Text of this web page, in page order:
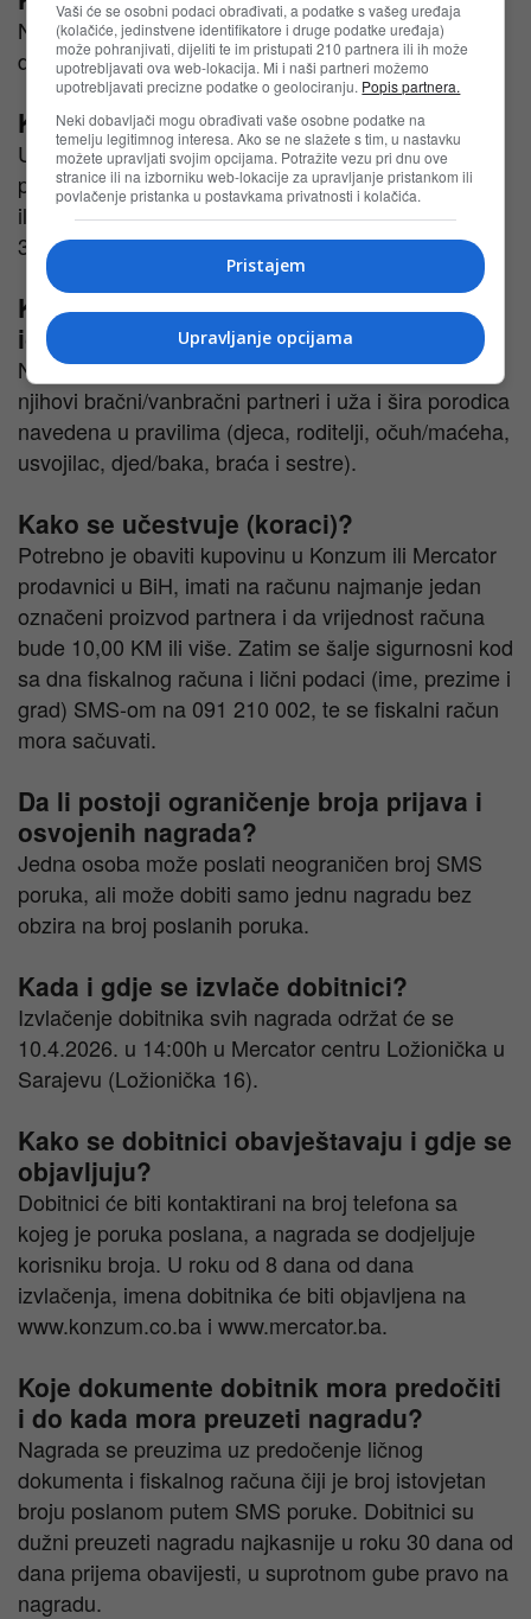
Nagradna igra traje od 03.02.2026. do 30.03.2026.
do 23:59h.
Ko može učestvovati u nagradnoj igri?
Učestvovati mogu kupci (fizička lica) sa prijavljenim
prebivalištem u BiH koji obave kupovinu u Konzum
ili Mercator prodavnicama u BiH u periodu
3.2.2026.–30.3.2026.
Ko ne može učestvovati u nagradnoj
igri?
Ne mogu učestvovati radnici Priređivača, kao ni
njihovi bračni/vanbračni partneri i uža i šira porodica
navedena u pravilima (djeca, roditelji, očuh/maćeha,
usvojilac, djed/baka, braća i sestre).
Kako se učestvuje (koraci)?
Potrebno je obaviti kupovinu u Konzum ili Mercator
prodavnici u BiH, imati na računu najmanje jedan
označeni proizvod partnera i da vrijednost računa
bude 10,00 KM ili više. Zatim se šalje sigurnosni kod
sa dna fiskalnog računa i lični podaci (ime, prezime i
grad) SMS-om na 091 210 002, te se fiskalni račun
mora sačuvati.
Da li postoji ograničenje broja prijava i
osvojenih nagrada?
Jedna osoba može poslati neograničen broj SMS
poruka, ali može dobiti samo jednu nagradu bez
obzira na broj poslanih poruka.
Kada i gdje se izvlače dobitnici?
Izvlačenje dobitnika svih nagrada održat će se
10.4.2026. u 14:00h u Mercator centru Ložionička u
Sarajevu (Ložionička 16).
Kako se dobitnici obavještavaju i gdje se
objavljuju?
Dobitnici će biti kontaktirani na broj telefona sa
kojeg je poruka poslana, a nagrada se dodjeljuje
korisniku broja. U roku od 8 dana od dana
izvlačenja, imena dobitnika će biti objavljena na
www.konzum.co.ba i www.mercator.ba.
Koje dokumente dobitnik mora predočiti
i do kada mora preuzeti nagradu?
Nagrada se preuzima uz predočenje ličnog
dokumenta i fiskalnog računa čiji je broj istovjetan
broju poslanom putem SMS poruke. Dobitnici su
dužni preuzeti nagradu najkasnije u roku 30 dana od
dana prijema obavijesti, u suprotnom gube pravo na
nagradu.
Vaši će se osobni podaci obrađivati, a podatke s vašeg uređaja
(kolačiće, jedinstvene identifikatore i druge podatke uređaja)
može pohranjivati, dijeliti te im pristupati 210 partnera ili ih može
upotrebljavati ova web-lokacija. Mi i naši partneri možemo
upotrebljavati precizne podatke o geolociranju. Popis partnera.
Neki dobavljači mogu obrađivati vaše osobne podatke na
temelju legitimnog interesa. Ako se ne slažete s tim, u nastavku
možete upravljati svojim opcijama. Potražite vezu pri dnu ove
stranice ili na izborniku web-lokacije za upravljanje pristankom ili
povlačenje pristanka u postavkama privatnosti i kolačića.
Pristajem
Upravljanje opcijama